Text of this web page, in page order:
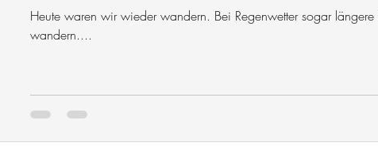
Heute waren wir wieder wandern. Bei Regenwetter sogar
wandern....